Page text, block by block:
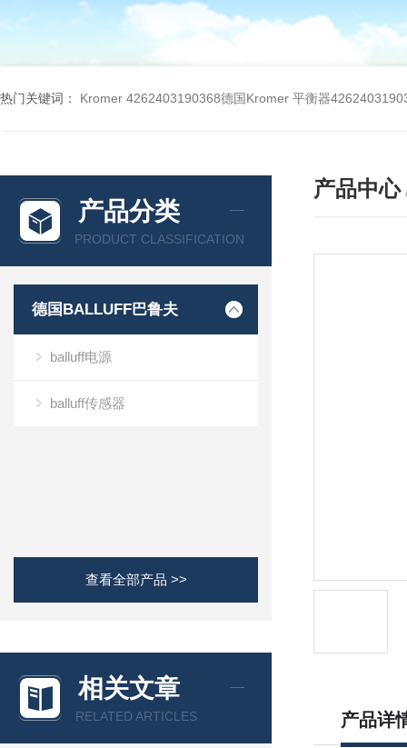
热门关键词： Kromer 4262403190368德国Kromer 平衡器
产品分类
PRODUCT CLASSIFICATION
德国BALLUFF巴鲁夫
balluff电源
balluff传感器
查看全部产品 >>
相关文章
RELATED ARTICLES
产品中心
产品详